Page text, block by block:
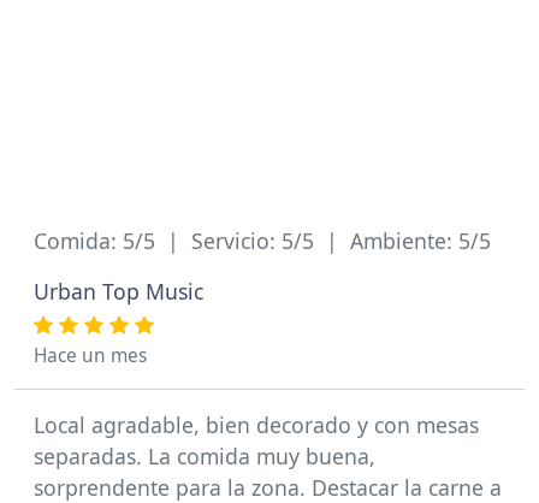
Comida: 5/5 | Servicio: 5/5 | Ambiente: 5/5
Urban Top Music
Hace un mes
Local agradable, bien decorado y con mesas
separadas. La comida muy buena,
sorprendente para la zona. Destacar la carne a